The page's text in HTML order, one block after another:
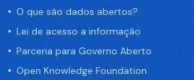
O que são dados abertos?
Lei de acesso a informação
Parceria para Governo Aberto
Open Knowledge Foundation